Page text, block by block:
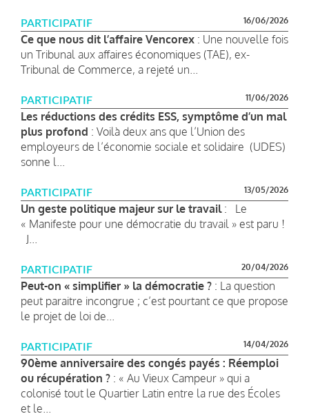
PARTICIPATIF 16/06/2026
Ce que nous dit l’affaire Vencorex : Une nouvelle fois
un Tribunal aux affaires économiques (TAE), ex-
Tribunal de Commerce, a rejeté un...
PARTICIPATIF 11/06/2026
Les réductions des crédits ESS, symptôme d’un mal
plus profond : Voilà deux ans que l’Union des
employeurs de l’économie sociale et solidaire (UDES)
sonne l...
PARTICIPATIF 13/05/2026
Un geste politique majeur sur le travail: Le
« Manifeste pour une démocratie du travail » est paru !
J...
PARTICIPATIF 20/04/2026
Peut-on « simplifier » la démocratie ? : La question
peut paraitre incongrue ; c’est pourtant ce que propose
le projet de loi de...
PARTICIPATIF 14/04/2026
90ème anniversaire des congés payés : Réemploi
ou récupération ? : « Au Vieux Campeur » qui a
colonisé tout le Quartier Latin entre la rue des Écoles
et le...